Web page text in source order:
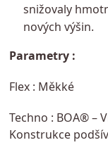
snižovaly
nových výšin.
Parametry :
Flex : Měkké
Techno : BOA® –
Konstrukce